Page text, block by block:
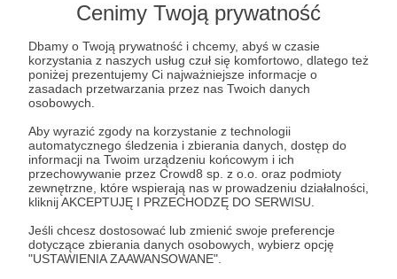
Cenimy Twoją prywatność
Dbamy o Twoją prywatność i chcemy, abyś w czasie
korzystania z naszych usług czuł się komfortowo, dlatego też
poniżej prezentujemy Ci najważniejsze informacje o
zasadach przetwarzania przez nas Twoich danych
osobowych.
Aby wyrazić zgody na korzystanie z technologii
automatycznego śledzenia i zbierania danych, dostęp do
informacji na Twoim urządzeniu końcowym i ich
przechowywanie przez Crowd8 sp. z o.o. oraz podmioty
zewnętrzne, które wspierają nas w prowadzeniu działalności,
kliknij AKCEPTUJĘ I PRZECHODZĘ DO SERWISU.
Jeśli chcesz dostosować lub zmienić swoje preferencje
dotyczące zbierania danych osobowych, wybierz opcję
"USTAWIENIA ZAAWANSOWANE".
Dołącz do grona Patronów!
Wesprzyj działalność AutoraTeatr Kamila
Maćkowiakajuż teraz!
Zostań Patronem